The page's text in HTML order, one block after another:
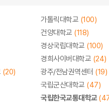
가톨릭대학교 (100)
건양대학교 (118)
경상국립대학교 (100)
경희사이버대학교 (24)
(20) 광주/전남권역센터 (19)
국립군산대학교 (47)
국립한국교통대학교